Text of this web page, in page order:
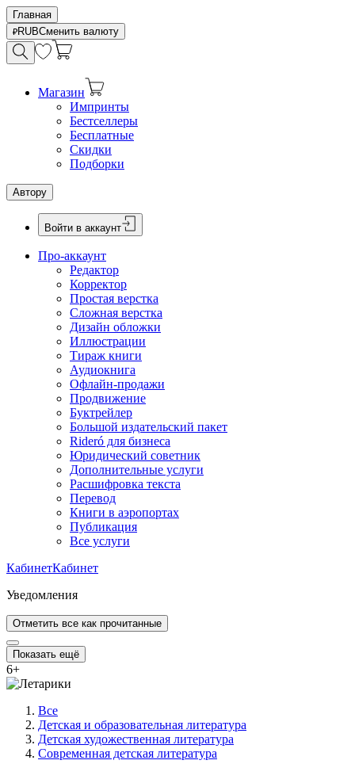
Главная
RUBСменить валюту
Магазин
Импринты
Бестселлеры
Бесплатные
Скидки
Подборки
Автору
Войти в аккаунт
Про-аккаунт
Редактор
Корректор
Простая верстка
Сложная верстка
Дизайн обложки
Иллюстрации
Тираж книги
Аудиокнига
Офлайн-продажи
Продвижение
Буктрейлер
Большой издательский пакет
Rideró для бизнеса
Юридический советник
Дополнительные услуги
Расшифровка текста
Перевод
Книги в аэропортах
Публикация
Все услуги
КабинетКабинет
Уведомления
Отметить все как прочитанные
Показать ещё
6+
Все
Детская и образовательная литература
Детская художественная литература
Современная детская литература